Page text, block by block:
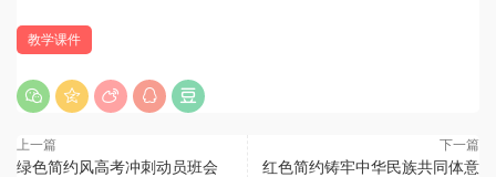
教学课件
上一篇
绿色简约风高考冲刺动员班会
下一篇
红色简约铸牢中华民族共同体意